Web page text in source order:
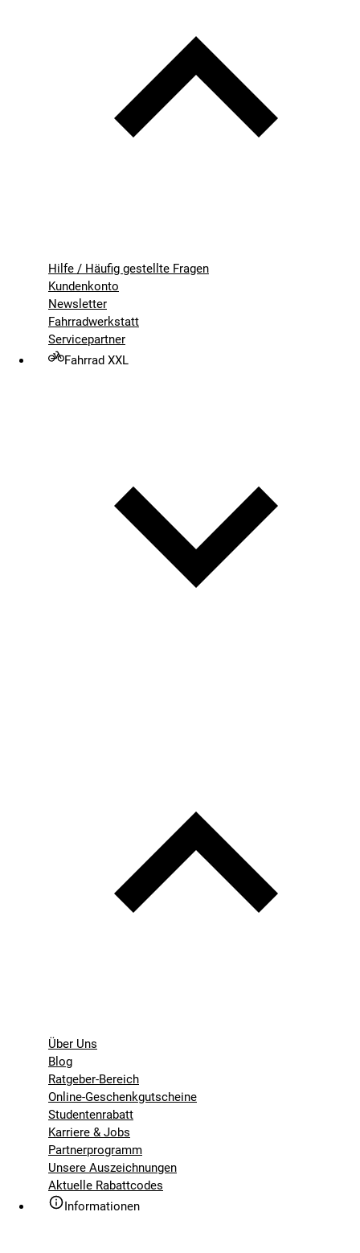
Hilfe / Häufig gestellte Fragen
Kundenkonto
Newsletter
Fahrradwerkstatt
Servicepartner
Fahrrad XXL
Über Uns
Blog
Ratgeber-Bereich
Online-Geschenkgutscheine
Studentenrabatt
Karriere & Jobs
Partnerprogramm
Unsere Auszeichnungen
Aktuelle Rabattcodes
Informationen